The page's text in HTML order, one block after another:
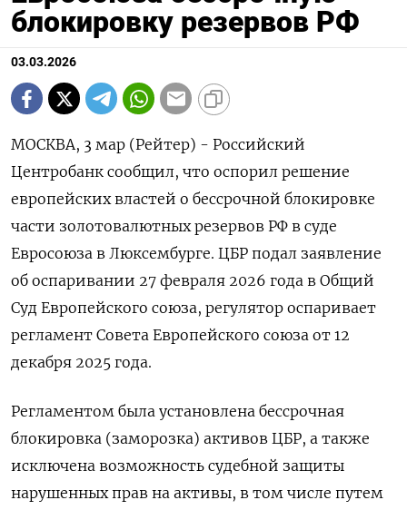
блокировку резервов РФ
03.03.2026
МОСКВА, 3 мар (Рейтер) - Российский
Центробанк сообщил, что оспорил решение
европейских властей о бессрочной блокировке
части золотовалютных резервов РФ в суде
Евросоюза в Люксембурге. ЦБР подал ‌заявление
об оспаривании 27 февраля 2026 года в Общий
Суд Европейского союза, регулятор оспаривает
регламент Совета Европейского союза от 12
декабря 2025 года.
Регламентом была ​установлена бессрочная
блокировка (заморозка) активов ​ЦБР, а ​также
исключена возможность ⁠судебной защиты
нарушенных прав на активы, в том ‌числе путем